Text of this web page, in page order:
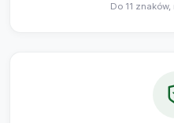
Do 11 znaków,